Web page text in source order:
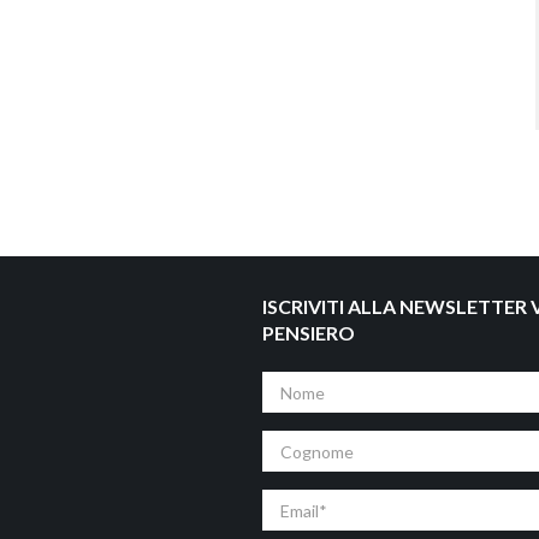
ISCRIVITI ALLA NEWSLETTER
PENSIERO